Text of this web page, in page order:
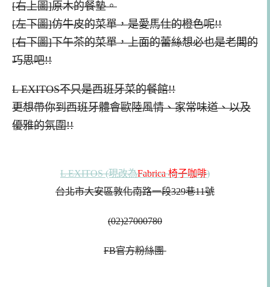
[右上圖]原木的餐墊。
[左下圖]仿牛皮的菜單，是愛馬仕的橙色呢!!
[右下圖]下午茶的菜單，上面的蕾絲想必也是老闆的
巧思吧!!
L EXITOS不只是西班牙菜的餐館!!
更想帶你到西班牙體會歐陸風情、家常味道、以及
優雅的氛圍!!
L EXITOS (現改為Fabrica 椅子咖啡)
台北市大安區敦化南路一段329巷11號
(02)27000780
FB官方粉絲團